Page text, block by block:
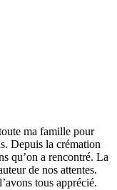
ma famille pour
Depuis la crémation
qu’on a rencontré. La
de nos attentes.
tous apprécié.